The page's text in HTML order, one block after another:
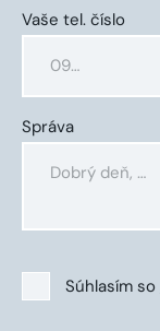
Vaše tel. číslo
Správa
Súhlasím so